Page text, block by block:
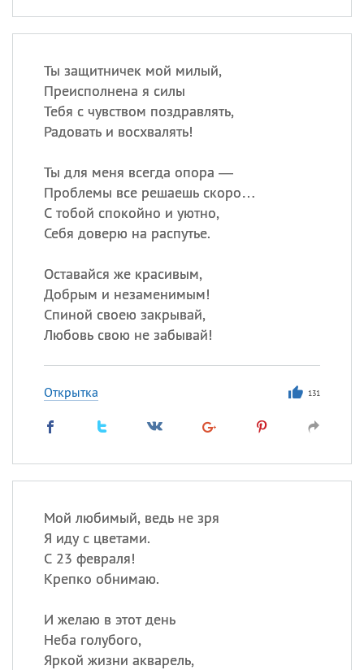
Ты защитничек мой милый,
Преисполнена я силы
Тебя с чувством поздравлять,
Радовать и восхвалять!
Ты для меня всегда опора —
Проблемы все решаешь скоро…
С тобой спокойно и уютно,
Себя доверю на распутье.
Оставайся же красивым,
Добрым и незаменимым!
Спиной своею закрывай,
Любовь свою не забывай!
Открытка 131
Мой любимый, ведь не зря
Я иду с цветами.
С 23 февраля!
Крепко обнимаю.
И желаю в этот день
Неба голубого,
Яркой жизни акварель,